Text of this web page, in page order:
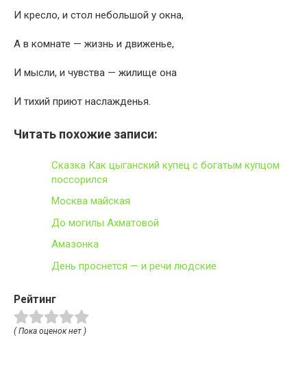
И кресло, и стол небольшой у окна,
А в комнате — жизнь и движенье,
И мысли, и чувства — жилище она
И тихий приют наслажденья.
Читать похожие записи:
Сказка Как цыганский купец с богатым купцом
поссорился
Москва майская
До могилы Ахматовой
Амазонка
День проснется — и речи людские
Рейтинг
( Пока оценок нет )